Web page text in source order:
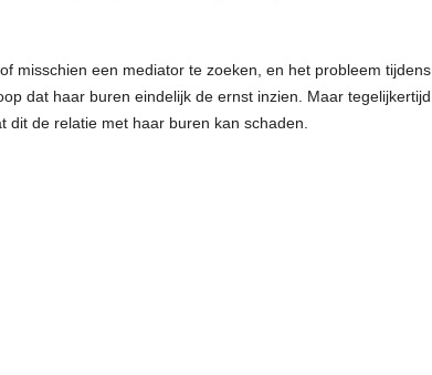
misschien een mediator te zoeken, en het probleem tijdens
dat haar buren eindelijk de ernst inzien. Maar tegelijkertijd
de relatie met haar buren kan schaden.